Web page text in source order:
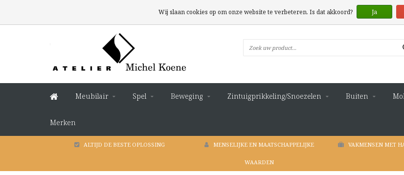
Meubilair Spel Beweging Zintuigprikkeling/Snoezelen Buiten
Merken
ALTIJD DE BESTE OPLOSSING MENSELIJKE EN MAATSCHAPPELIJKE
WAARDEN
VAKMENSEN MET
Wij slaan cookies op om onze website te verbeteren. Is dat akkoord? Ja